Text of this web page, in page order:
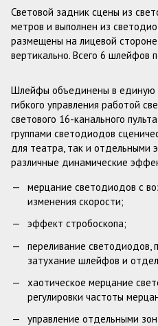
Световой задник сцены из
метров и выполнен из
размещены на лицевой
вертикально. Всего 6 шлейфов
Шлейфы объединены в единую
гибкого управления работой
светового 16-канального
группами светодиодов
для театра, так и отдельными
различные динамические
мерцание светодиодов с
изменения скорости;
эффект стробоскопа;
переливание светодиодов,
затухание шлейфов и
хаотическое мерцание
регулировки частоты
управление отдельными